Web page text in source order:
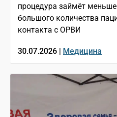
процедура займёт меньше
большого количества
контакта с ОРВИ
30.07.2026 | Медицина